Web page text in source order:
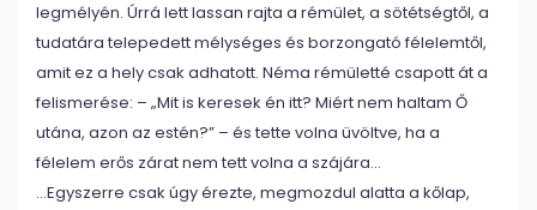
legmélyén. Úrrá lett lassan rajta a rémület, a sötétségtől, a
tudatára telepedett mélységes és borzongató félelemtől,
amit ez a hely csak adhatott. Néma rémületté csapott át a
felismerése: – „Mit is keresek én itt? Miért nem haltam Ő
utána, azon az estén?” – és tette volna üvöltve, ha a
félelem erős zárat nem tett volna a szájára…
…Egyszerre csak úgy érezte, megmozdul alatta a kőlap,